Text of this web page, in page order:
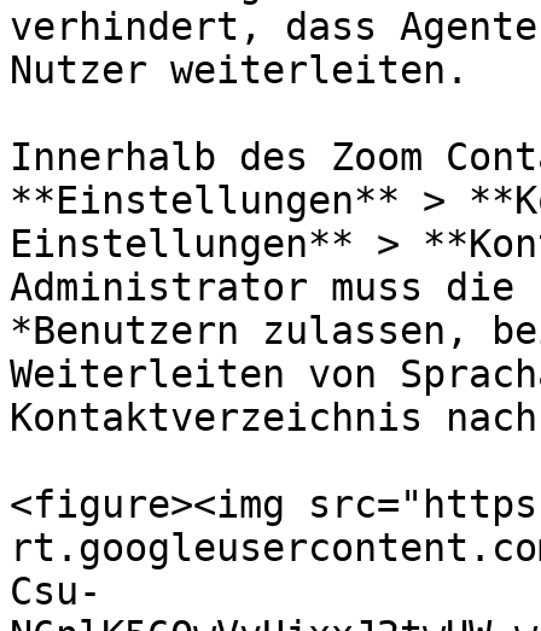
verhindert, dass
Nutzer weiterleiten.
Innerhalb des Zoom
**Einstellungen** >
Einstellungen** >
Administrator muss
*Benutzern zulassen,
Weiterleiten von
Kontaktverzeichnis
<figure><img
Csu-